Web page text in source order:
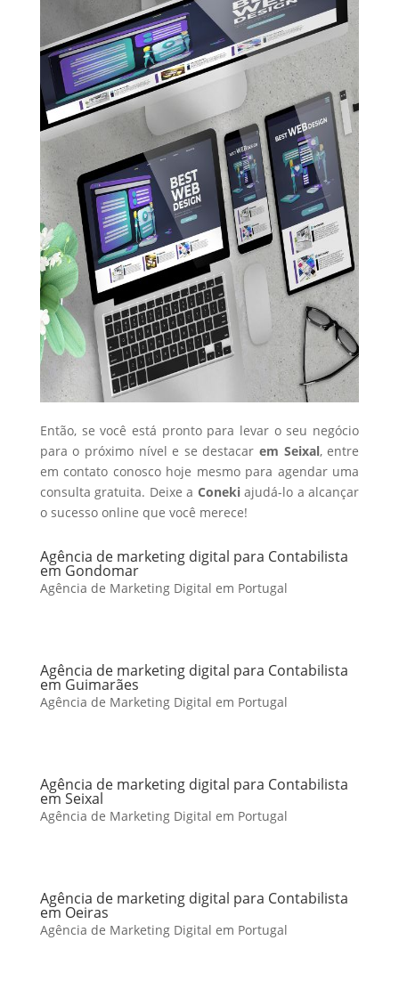
Então, se você está pronto para levar o seu negócio
para o próximo nível e se destacar em Seixal, entre
em contato conosco hoje mesmo para agendar uma
consulta gratuita. Deixe a Conekiajudá-lo a alcançar
o sucesso online que você merece!
Agência de marketing digital para Contabilista
em Gondomar
Agência de Marketing Digital em Portugal
Agência de marketing digital para Contabilista
em Guimarães
Agência de Marketing Digital em Portugal
Agência de marketing digital para Contabilista
em Seixal
Agência de Marketing Digital em Portugal
Agência de marketing digital para Contabilista
em Oeiras
Agência de Marketing Digital em Portugal